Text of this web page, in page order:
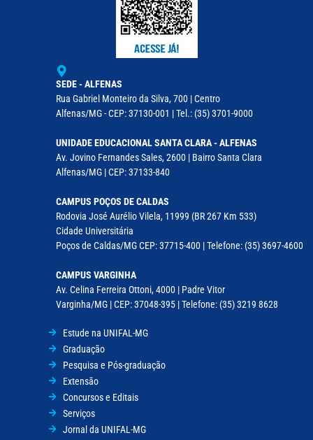
SEDE - ALFENAS
Rua Gabriel Monteiro da Silva, 700 | Centro
Alfenas/MG - CEP: 37130-001 | Tel.: (35) 3701-9000
UNIDADE EDUCACIONAL SANTA CLARA - ALFENAS
Av. Jovino Fernandes Sales, 2600 | Bairro Santa Clara
Alfenas/MG | CEP: 37133-840
CAMPUS POÇOS DE CALDAS
Rodovia José Aurélio Vilela, 11999 (BR 267 Km 533)
Cidade Universitária
Poços de Caldas/MG CEP: 37715-400 | Telefone: (35) 3697-4600
CAMPUS VARGINHA
Av. Celina Ferreira Ottoni, 4000 | Padre Vitor
Varginha/MG | CEP: 37048-395 | Telefone: (35) 3219 8628
Estude na UNIFAL-MG
Graduação
Pesquisa e Pós-graduação
Extensão
Concursos e Editais
Serviços
Jornal da UNIFAL-MG